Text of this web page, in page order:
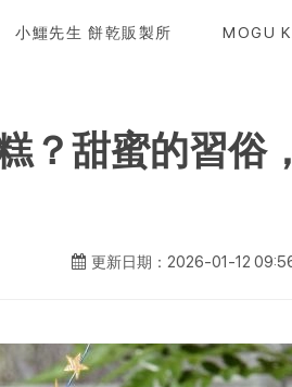
小鱷先生 餅乾販製所 MOGU
？甜蜜的習俗
更新日期：2026-01-12